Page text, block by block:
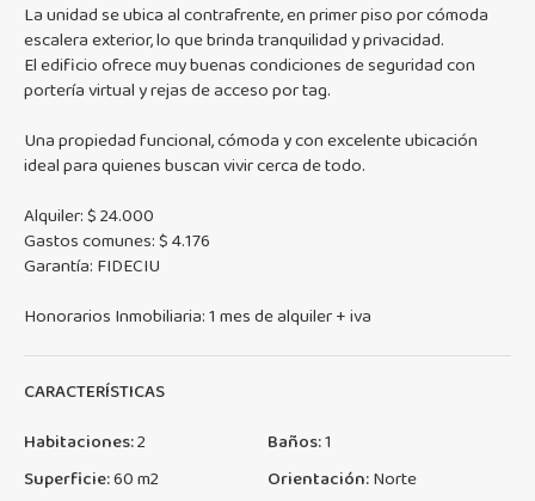
La unidad se ubica al contrafrente, en primer piso por cómoda
escalera exterior, lo que brinda tranquilidad y privacidad.
El edificio ofrece muy buenas condiciones de seguridad con
portería virtual y rejas de acceso por tag.
Una propiedad funcional, cómoda y con excelente ubicación
ideal para quienes buscan vivir cerca de todo.
Alquiler: $ 24.000
Gastos comunes: $ 4.176
Garantía: FIDECIU
Honorarios Inmobiliaria: 1 mes de alquiler + iva
CARACTERÍSTICAS
Habitaciones:2 Baños:1
Superficie:60 m2 Orientación:Norte